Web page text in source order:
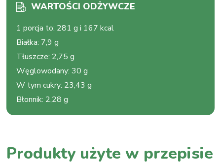
WARTOŚCI ODŻYWCZE
1 porcja to: 281 g i 167 kcal
Białka: 7,9 g
Tłuszcze: 2,75 g
Węglowodany:30 g
W tym cukry: 23,43 g
Błonnik: 2,28 g
Produkty użyte w przepisie